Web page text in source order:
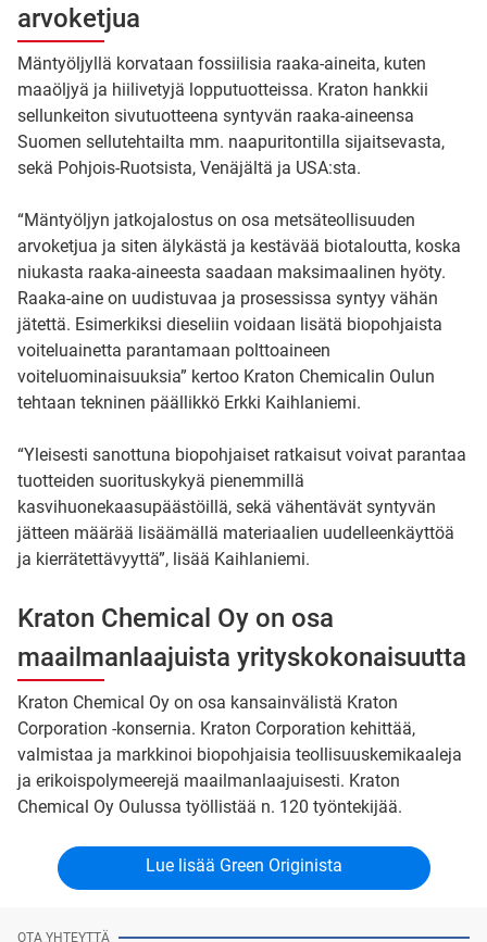
arvoketjua
Mäntyöljyllä korvataan fossiilisia raaka-aineita, kuten
maaöljyä ja hiilivetyjä lopputuotteissa. Kraton hankkii
sellunkeiton sivutuotteena syntyvän raaka-aineensa
Suomen sellutehtailta mm. naapuritontilla sijaitsevasta,
sekä Pohjois-Ruotsista, Venäjältä ja USA:sta.
“Mäntyöljyn jatkojalostus on osa metsäteollisuuden
arvoketjua ja siten älykästä ja kestävää biotaloutta, koska
niukasta raaka-aineesta saadaan maksimaalinen hyöty.
Raaka-aine on uudistuvaa ja prosessissa syntyy vähän
jätettä. Esimerkiksi dieseliin voidaan lisätä biopohjaista
voiteluainetta parantamaan polttoaineen
voiteluominaisuuksia” kertoo Kraton Chemicalin Oulun
tehtaan tekninen päällikkö Erkki Kaihlaniemi.
“Yleisesti sanottuna biopohjaiset ratkaisut voivat parantaa
tuotteiden suorituskykyä pienemmillä
kasvihuonekaasupäästöillä, sekä vähentävät syntyvän
jätteen määrää lisäämällä materiaalien uudelleenkäyttöä
ja kierrätettävyyttä”, lisää Kaihlaniemi.
Kraton Chemical Oy on osa
maailmanlaajuista yrityskokonaisuutta
Kraton Chemical Oy on osa kansainvälistä Kraton
Corporation -konsernia. Kraton Corporation kehittää,
valmistaa ja markkinoi biopohjaisia teollisuuskemikaaleja
ja erikoispolymeerejä maailmanlaajuisesti. Kraton
Chemical Oy Oulussa työllistää n. 120 työntekijää.
Lue lisää Green Originista
OTA YHTEYTTÄ